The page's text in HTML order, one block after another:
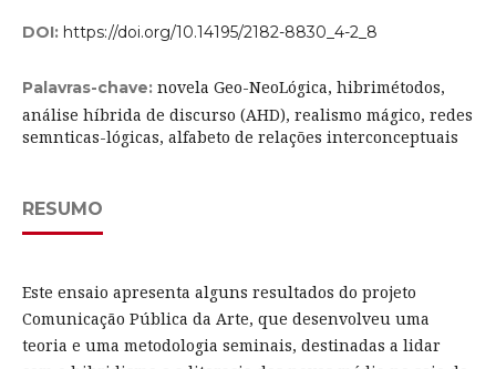
DOI: https://doi.org/10.14195/2182-8830_4-2_8
Palavras-chave: novela Geo-NeoLógica, hibrimétodos,
análise híbrida de discurso (AHD), realismo mágico, redes
semnticas-lógicas, alfabeto de relações interconceptuais
RESUMO
Este ensaio apresenta alguns resultados do projeto
Comunicação Pública da Arte, que desenvolveu uma
teoria e uma metodologia seminais, destinadas a lidar